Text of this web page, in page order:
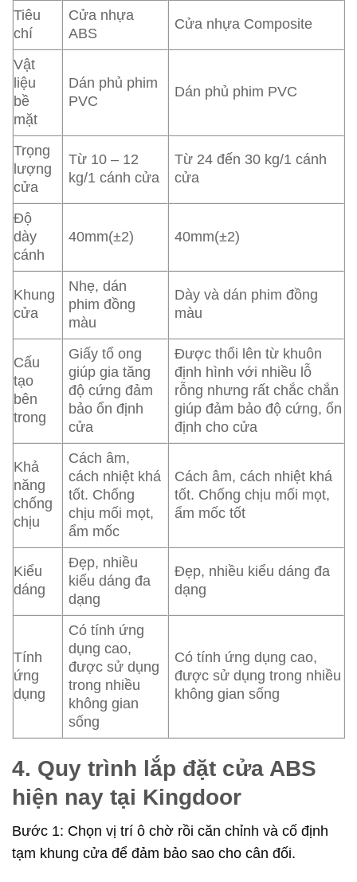
Tiêu
chí
Cửa nhựa
ABS
Cửa nhựa Composite
Vật
liệu
bề
mặt
Dán phủ phim
PVC
Dán phủ phim PVC
Trọng
lượng
cửa
Từ 10 – 12
kg/1 cánh cửa
Từ 24 đến 30 kg/1 cánh
cửa
Độ
dày
cánh
40mm(±2) 40mm(±2)
Khung
cửa
Nhẹ, dán
phim đồng
màu
Dày và dán phim đồng
màu
Cấu
tạo
bên
trong
Giấy tổ ong
giúp gia tăng
độ cứng đảm
bảo ổn định
cửa
Được thổi lên từ khuôn
định hình với nhiều lỗ
rỗng nhưng rất chắc chắn
giúp đảm bảo độ cứng, ổn
định cho cửa
Khả
năng
chống
chịu
Cách âm,
cách nhiệt khá
tốt. Chống
chịu mối mọt,
ẩm mốc
Cách âm, cách nhiệt khá
tốt. Chống chịu mối mọt,
ẩm mốc tốt
Kiểu
dáng
Đẹp, nhiều
kiểu dáng đa
dạng
Đẹp, nhiều kiểu dáng đa
dạng
Tính
ứng
dụng
Có tính ứng
dụng cao,
được sử dụng
trong nhiều
không gian
sống
Có tính ứng dụng cao,
được sử dụng trong nhiều
không gian sống
4. Quy trình lắp đặt cửa ABS
hiện nay tại Kingdoor
Bước 1: Chọn vị trí ô chờ rồi căn chỉnh và cố định
tạm khung cửa để đảm bảo sao cho cân đối.